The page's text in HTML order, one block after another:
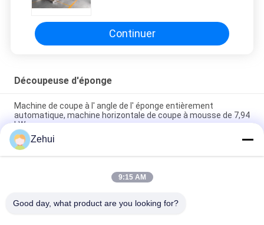
Continuer
Découpeuse d'éponge
Machine de coupe à l' angle de l' éponge entièrement
automatique, machine horizontale de coupe à mousse de 7,94
kW
Découpeuse de modélisation manuelle de découpe d'éponge
d'unité centrale pour couper le Special - mousse formée
Mousse d'EPE/machine de coupage par blocs éponge de
Zehui
9:15 AM
Good day, what product are you looking for?